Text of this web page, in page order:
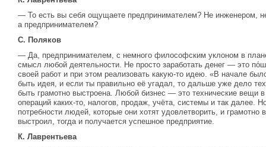
— То есть вы себя ощущаете предпринимателем? Не инженером,
а предпринимателем?
С. Поляков
— Да, предпринимателем, с немного философским уклоном в
смысл любой деятельности. Не просто заработать денег — это
своей работ и при этом реализовать какую-то идею. «В начале
быть идея, и если ты правильно её угадал, то дальше уже дело
быть грамотно выстроена. Любой бизнес — это технические вещи
операций каких-то, налогов, продаж, учёта, системы и так далее.
потребности людей, которые они хотят удовлетворить, и грамотно
выстроил, тогда и получается успешное предприятие.
К. Лаврентьева